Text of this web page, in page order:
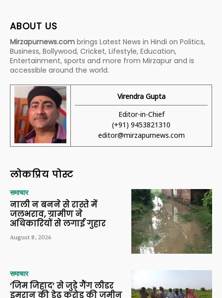
ABOUT US
Mirzapurnews.com brings Latest News in Hindi on Politics,
Business, Bollywood, Cricket, Lifestyle, Education,
Entertainment, sports and more from Mirzapur and is
accessible around the world.
Virendra Gupta
Editor-in-Chief
(+91) 9453821310
editor@mirzapurnews.com
लोकप्रिय पोस्ट
समाचार
नाली न बनने से रास्ते में
जलभराव, ग्रामीण ने
अधिकारियों से लगाई गुहार
August 8, 2026
समाचार
‘जिम जिहाद’ से जुड़े गैंग लीडर
इमरान की डेढ़ करोड़ की जमीन